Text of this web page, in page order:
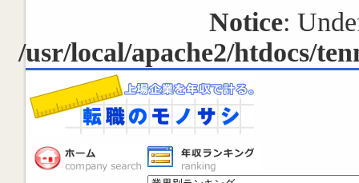
Notice:
/usr/local/apache2/htdocs/